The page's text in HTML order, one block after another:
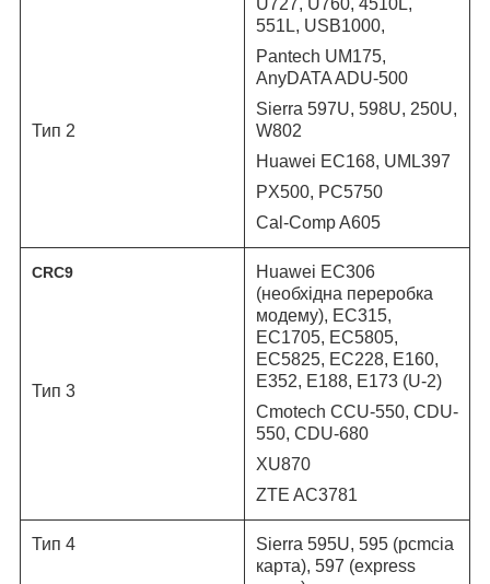
Тип 2
551L, USB1000,
Pantech UM175,
AnyDATA ADU-500
Sierra 597U, 598U, 250U,
W802
Huawei EC168, UML397
PX500, PC5750
Cal-Comp A605
CRC9
Тип 3
Huawei EC306
(необхідна переробка
модему), EC315,
EC1705, EC5805,
EC5825, EC228, E160,
E352, E188, E173 (U-2)
Cmotech CCU-550, CDU-
550, CDU-680
XU870
ZTE AC3781
Тип 4
Sierra 595U, 595 (pcmcia
карта), 597 (express